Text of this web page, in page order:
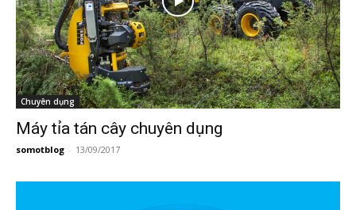
Chuyên dụng
Máy tỉa tán cây chuyên dụng
somotblog - 13/09/2017